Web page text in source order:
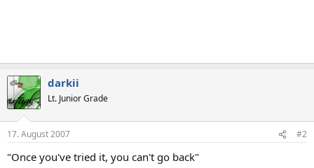
darkii
Lt. Junior Grade
17. August 2007 #2
"Once you've tried it, you can't go back"